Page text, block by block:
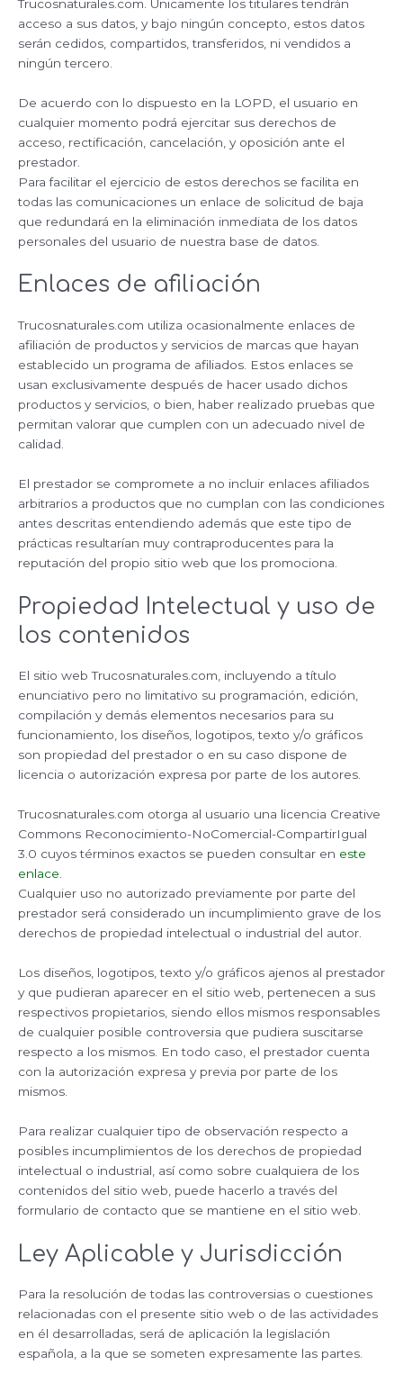
Trucosnaturales.com. Únicamente los titulares tendrán
acceso a sus datos, y bajo ningún concepto, estos datos
serán cedidos, compartidos, transferidos, ni vendidos a
ningún tercero.
De acuerdo con lo dispuesto en la LOPD, el usuario en
cualquier momento podrá ejercitar sus derechos de
acceso, rectificación, cancelación, y oposición ante el
prestador.
Para facilitar el ejercicio de estos derechos se facilita en
todas las comunicaciones un enlace de solicitud de baja
que redundará en la eliminación inmediata de los datos
personales del usuario de nuestra base de datos.
Enlaces de afiliación
Trucosnaturales.com utiliza ocasionalmente enlaces de
afiliación de productos y servicios de marcas que hayan
establecido un programa de afiliados. Estos enlaces se
usan exclusivamente después de hacer usado dichos
productos y servicios, o bien, haber realizado pruebas que
permitan valorar que cumplen con un adecuado nivel de
calidad.
El prestador se compromete a no incluir enlaces afiliados
arbitrarios a productos que no cumplan con las condiciones
antes descritas entendiendo además que este tipo de
prácticas resultarían muy contraproducentes para la
reputación del propio sitio web que los promociona.
Propiedad Intelectual y uso de
los contenidos
El sitio web Trucosnaturales.com, incluyendo a título
enunciativo pero no limitativo su programación, edición,
compilación y demás elementos necesarios para su
funcionamiento, los diseños, logotipos, texto y/o gráficos
son propiedad del prestador o en su caso dispone de
licencia o autorización expresa por parte de los autores.
Trucosnaturales.com otorga al usuario una licencia Creative
Commons Reconocimiento-NoComercial-CompartirIgual
3.0 cuyos términos exactos se pueden consultar en este
enlace
Cualquier uso no autorizado previamente por parte del
prestador será considerado un incumplimiento grave de los
derechos de propiedad intelectual o industrial del autor.
Los diseños, logotipos, texto y/o gráficos ajenos al prestador
y que pudieran aparecer en el sitio web, pertenecen a sus
respectivos propietarios, siendo ellos mismos responsables
de cualquier posible controversia que pudiera suscitarse
respecto a los mismos. En todo caso, el prestador cuenta
con la autorización expresa y previa por parte de los
mismos.
Para realizar cualquier tipo de observación respecto a
posibles incumplimientos de los derechos de propiedad
intelectual o industrial, así como sobre cualquiera de los
contenidos del sitio web, puede hacerlo a través del
formulario de contacto que se mantiene en el sitio web.
Ley Aplicable y Jurisdicción
Para la resolución de todas las controversias o cuestiones
relacionadas con el presente sitio web o de las actividades
en él desarrolladas, será de aplicación la legislación
española, a la que se someten expresamente las partes.